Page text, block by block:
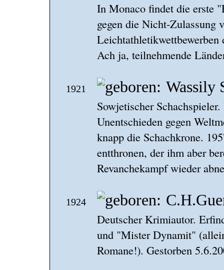
In Monaco findet die erste
gegen die Nicht-Zulassung
Leichtathletikwettbewerben
Ach ja, teilnehmende
1921 Wassily
Sowjetischer
Unentschieden gegen
knapp die Schachkrone.
entthronen, der ihm aber
Revanchekampf wieder
1924
Deutscher Krimiautor.
und "Mister Dynamit"
Romane!). Gestorben